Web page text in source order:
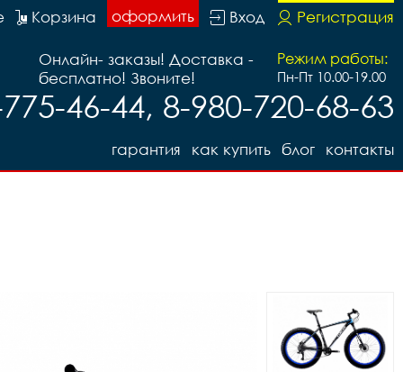
Регистрация
Вход
оформить
Корзина
Режим работы:
Пн-Пт 10.00-19.00
Онлайн- заказы! Доставка -
бесплатно! Звоните!
46-44, 8-980-720-68-63
контакты
блог
как купить
гарантия